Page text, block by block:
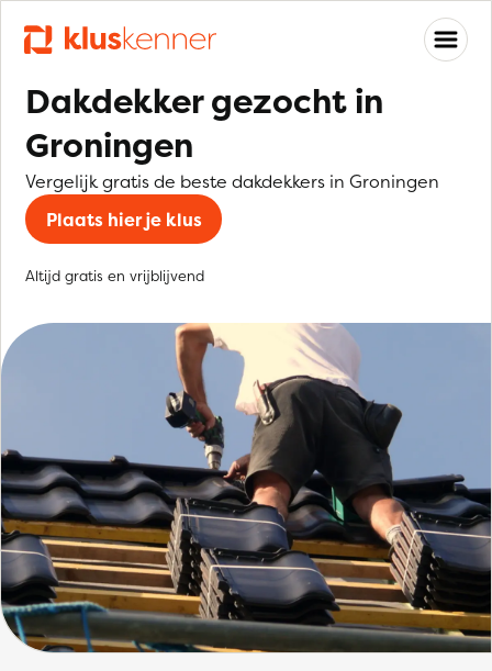
Dakdekker gezocht in
Groningen
Vergelijk gratis de beste dakdekkers in Groningen
Plaats hier je klus
Altijd gratis en vrijblijvend